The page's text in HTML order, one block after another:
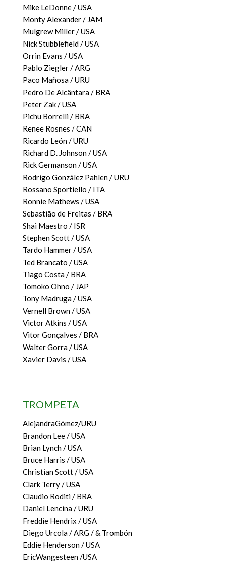
Mike LeDonne / USA
Monty Alexander / JAM
Mulgrew Miller / USA
Nick Stubblefield / USA
Orrin Evans / USA
Pablo Ziegler / ARG
Paco Mañosa / URU
Pedro De Alcântara / BRA
Peter Zak / USA
Pichu Borrelli / BRA
Renee Rosnes / CAN
Ricardo León / URU
Richard D. Johnson / USA
Rick Germanson / USA
Rodrigo González Pahlen / URU
Rossano Sportiello / ITA
Ronnie Mathews / USA
Sebastião de Freitas / BRA
Shai Maestro / ISR
Stephen Scott / USA
Tardo Hammer / USA
Ted Brancato / USA
Tiago Costa / BRA
Tomoko Ohno / JAP
Tony Madruga / USA
Vernell Brown / USA
Victor Atkins / USA
Vitor Gonçalves / BRA
Walter Gorra / USA
Xavier Davis / USA
TROMPETA
AlejandraGómez/URU
Brandon Lee / USA
Brian Lynch / USA
Bruce Harris / USA
Christian Scott / USA
Clark Terry / USA
Claudio Roditi / BRA
Daniel Lencina / URU
Freddie Hendrix / USA
Diego Urcola / ARG / & Trombón
Eddie Henderson / USA
EricWangesteen /USA